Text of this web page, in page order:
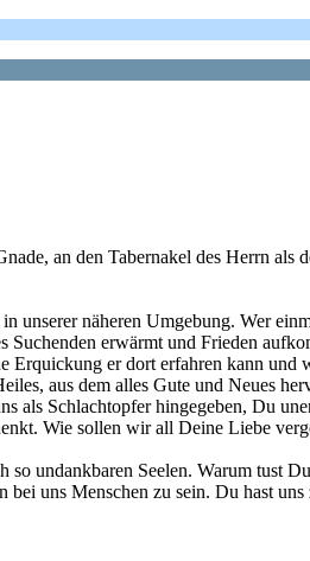
an den Tabernakel des Herrn als
unserer näheren Umgebung. Wer
erwärmt und Frieden
er dort erfahren kann und
aus dem alles Gute und Neues
als Schlachtopfer hingegeben, Du
Wie sollen wir all Deine Liebe
undankbaren Seelen. Warum tust
uns Menschen zu sein. Du hast uns